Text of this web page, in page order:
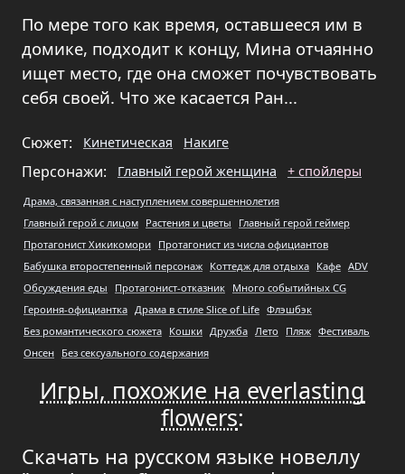
По мере того как время, оставшееся им в
домике, подходит к концу, Мина отчаянно
ищет место, где она сможет почувствовать
себя своей. Что же касается Ран...
Сюжет: Кинетическая Накиге
Персонажи: Главный герой женщина + спойлеры
Драма, связанная с наступлением совершеннолетия
Главный герой с лицом Растения и цветы
Главный герой геймер
Протагонист Хикикомори Протагонист из числа официантов
Бабушка второстепенный персонаж Коттедж для отдыха Кафе ADV
Обсуждения еды
Протагонист-отказник Много событийных CG
Героиня-официантка Драма в стиле Slice of Life Флэшбэк
Без романтического сюжета Кошки Дружба Лето Пляж Фестиваль
Онсен Без сексуального содержания
Игры, похожие на everlasting
flowers:
Скачать на русском языке новеллу